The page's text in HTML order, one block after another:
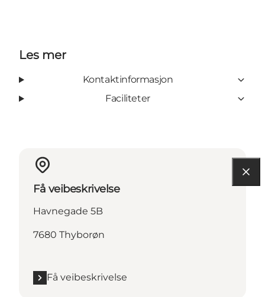
Les mer
Kontaktinformasjon
Faciliteter
Få veibeskrivelse
Havnegade 5B
7680 Thyborøn
Få veibeskrivelse